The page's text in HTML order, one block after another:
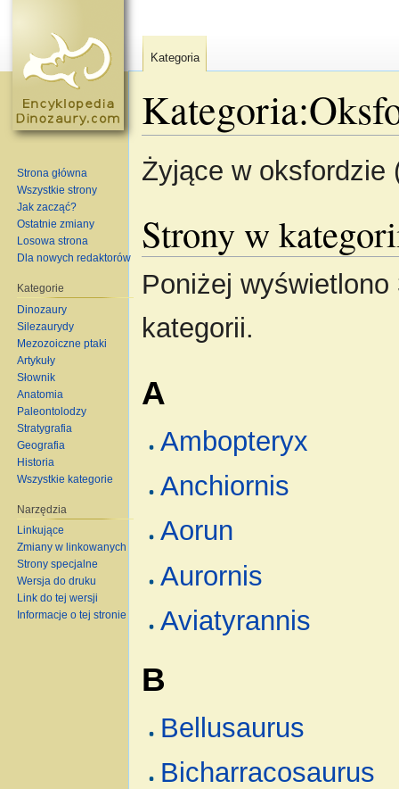
Żyjące w
Strony w
Poniżej
kategorii.
A
Ambopteryx
Anchiornis
Aorun
Aurornis
Aviatyrannis
B
Bellusaurus
Bicharracosaurus
Kategoria
Strona główna
Wszystkie strony
Jak zacząć?
Ostatnie zmiany
Losowa strona
Dla nowych redaktorów
Kategorie
Dinozaury
Silezaurydy
Mezozoiczne ptaki
Artykuły
Słownik
Anatomia
Paleontolodzy
Stratygrafia
Geografia
Historia
Wszystkie kategorie
Narzędzia
Linkujące
Zmiany w linkowanych
Strony specjalne
Wersja do druku
Link do tej wersji
Informacje o tej stronie